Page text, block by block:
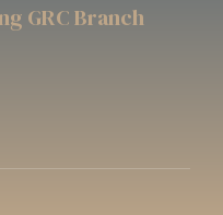
GRC Branch